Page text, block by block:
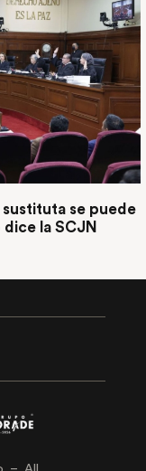
se puede
la SCJN